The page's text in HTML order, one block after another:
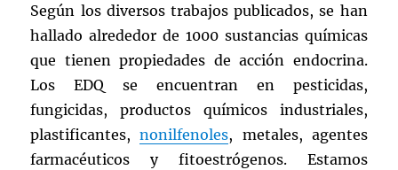
Según los diversos trabajos publicados, se han
hallado alrededor de 1000 sustancias químicas
que tienen propiedades de acción endocrina.
Los EDQ se encuentran en pesticidas,
fungicidas, productos químicos industriales,
plastificantes,nonilfenoles, metales, agentes
farmacéuticos y fitoestrógenos. Estamos